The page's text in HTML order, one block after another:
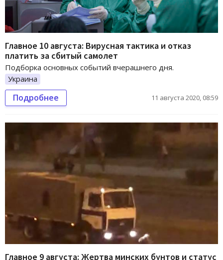
Главное 10 августа: Вирусная тактика и отказ
платить за сбитый самолет
Подборка основных событий вчерашнего дня.
Украина
Подробнее 11 августа 2020, 08:59
Главное 9 августа: Жертва минских бунтов и статус